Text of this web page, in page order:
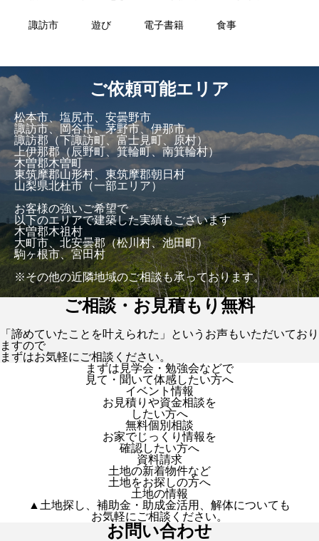
諏訪市 遊び 電子書籍 食事
ご依頼可能エリア
松本市、塩尻市、安曇野市
諏訪市、岡谷市、茅野市、伊那市
諏訪郡（下諏訪町、富士見町、原村）
上伊那郡（辰野町、箕輪町、南箕輪村）
木曽郡木曽町
東筑摩郡山形村、東筑摩郡朝日村
山梨県北杜市（一部エリア）
お客様の強いご希望で
以下のエリアで建築した実績もございます
木曽郡木祖村
大町市、北安曇郡（松川村、池田町）
駒ヶ根市、宮田村
※その他の近隣地域のご相談も承っております。
ご相談・お見積もり無料
「諦めていたことを叶えられた」というお声もいただいており
ますので
まずはお気軽にご相談ください。
まずは見学会・勉強会などで
見て・聞いて体感したい方へ
イベント情報
お見積りや資金相談を
したい方へ
無料個別相談
お家でじっくり情報を
確認したい方へ
資料請求
土地の新着物件など
土地をお探しの方へ
土地の情報
▲土地探し、補助金・助成金活用、解体についても
お気軽にご相談ください。
お問い合わせ